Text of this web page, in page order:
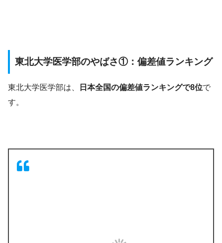
東北大学医学部のやばさ①：偏差値ランキング
東北大学医学部は、 日本全国の偏差値ランキングで8位で
す。